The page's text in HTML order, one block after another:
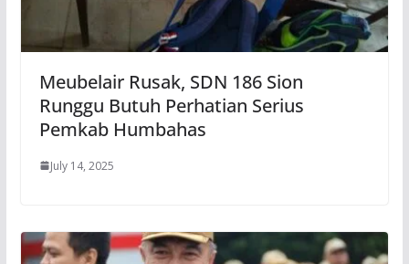
Meubelair Rusak, SDN 186 Sion
Runggu Butuh Perhatian Serius
Pemkab Humbahas
July 14, 2025